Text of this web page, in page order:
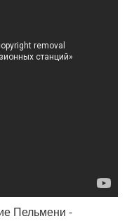
Пельмени -